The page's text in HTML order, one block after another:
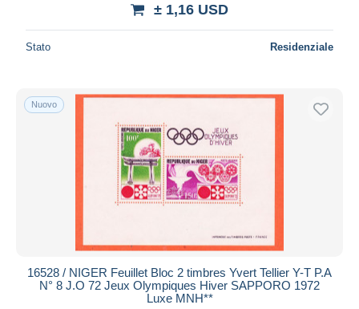
± 1,16 USD
Stato Residenziale
Nuovo
16528 / NIGER Feuillet Bloc 2 timbres Yvert Tellier Y-T P.A
N° 8 J.O 72 Jeux Olympiques Hiver SAPPORO 1972
Luxe MNH**